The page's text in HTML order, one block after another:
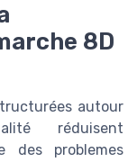
8D
autour
réduisent
des problemes